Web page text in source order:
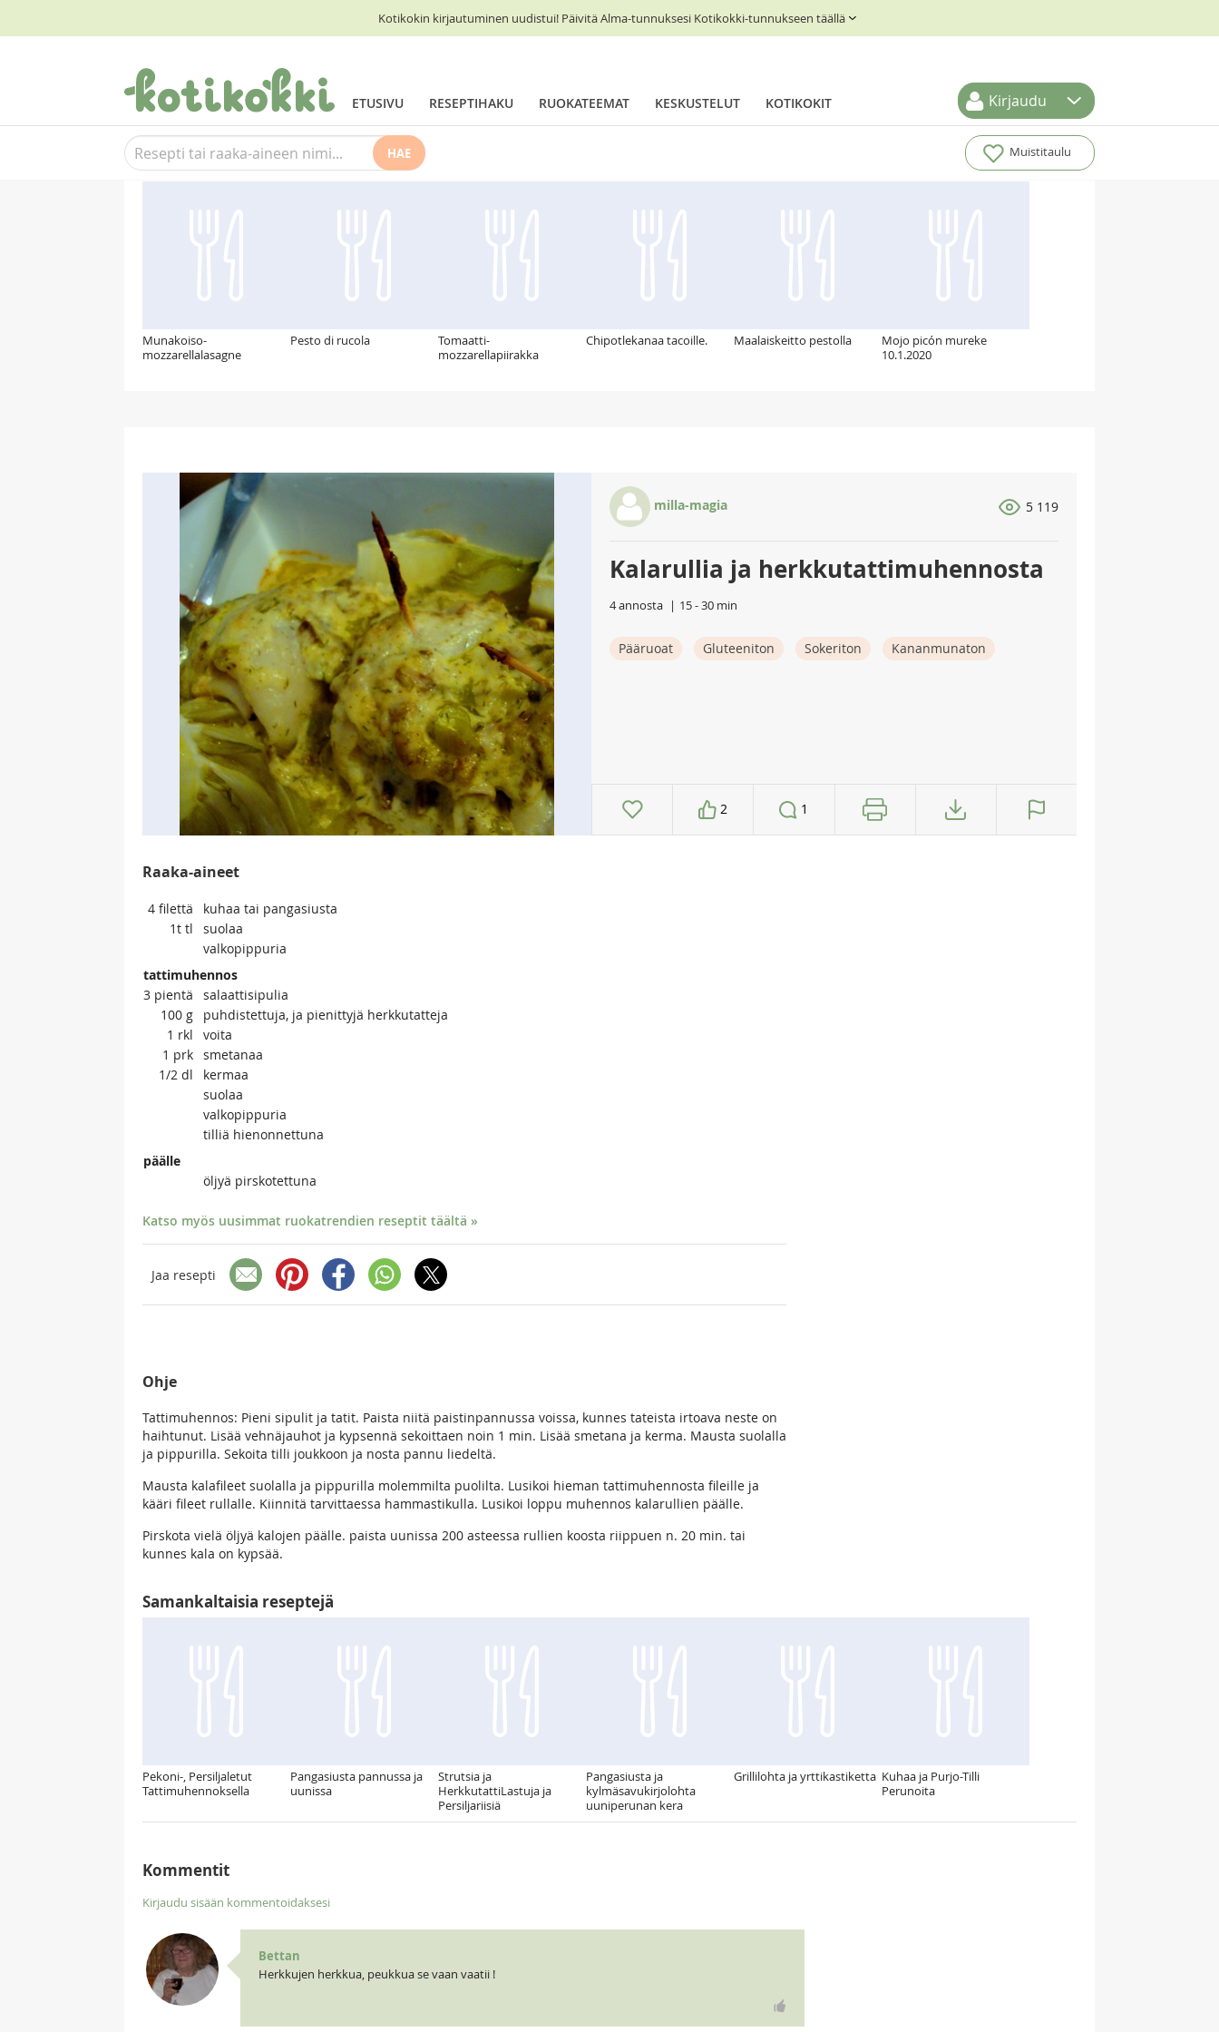
Kotikokin kirjautuminen uudistui! Päivitä Alma-tunnuksesi Kotikokki-tunnukseen täällä
ETUSIVU RESEPTIHAKU RUOKATEEMAT KESKUSTELUT KOTIKOKIT Kirjaudu
HAE Muistitaulu
Suosittelemme myös
Munakoiso-
mozzarellalasagne
Pesto di rucola
Tomaatti-
mozzarellapiirakka
Chipotlekanaa tacoille. Maalaiskeitto pestolla
Mojo picón mureke
10.1.2020
milla-magia 5 119
Kalarullia ja herkkutattimuhennosta
4 annosta 15 - 30 min
Pääruoat Gluteeniton Sokeriton Kananmunaton
2 1
Raaka-aineet
4 filettä
kuhaa tai pangasiusta
1t tl
suolaa
valkopippuria
tattimuhennos
3 pientä
salaattisipulia
100 g
puhdistettuja, ja pienittyjä herkkutatteja
1 rkl
voita
1 prk smetanaa
1/2 dl
kermaa
suolaa
valkopippuria
tilliä hienonnettuna
päälle
öljyä pirskotettuna
Katso myös uusimmat ruokatrendien reseptit täältä »
Jaa resepti
Ohje
Tattimuhennos: Pieni sipulit ja tatit. Paista niitä paistinpannussa voissa, kunnes tateista irtoava neste on
haihtunut. Lisää vehnäjauhot ja kypsennä sekoittaen noin 1 min. Lisää smetana ja kerma. Mausta suolalla
ja pippurilla. Sekoita tilli joukkoon ja nosta pannu liedeltä.
Mausta kalafileet suolalla ja pippurilla molemmilta puolilta. Lusikoi hieman tattimuhennosta fileille ja
kääri fileet rullalle. Kiinnitä tarvittaessa hammastikulla. Lusikoi loppu muhennos kalarullien päälle.
Pirskota vielä öljyä kalojen päälle. paista uunissa 200 asteessa rullien koosta riippuen n. 20 min. tai
kunnes kala on kypsää.
Samankaltaisia reseptejä
Pekoni-, Persiljaletut
Tattimuhennoksella
Pangasiusta pannussa ja
uunissa
Strutsia ja
HerkkutattiLastuja ja
Persiljariisiä
Pangasiusta ja
kylmäsavukirjolohta
uuniperunan kera
Grillilohta ja yrttikastiketta Kuhaa ja Purjo-Tilli
Perunoita
Kommentit
Kirjaudu sisään kommentoidaksesi
Bettan
Herkkujen herkkua, peukkua se vaan vaatii !